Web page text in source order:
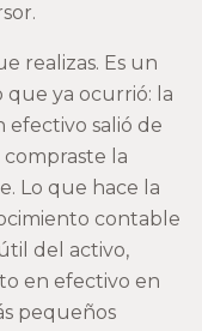
realizas. Es un
ya ocurrió: la
efectivo salió de
la
Lo que hace la
contable
del activo,
en efectivo en
pequeños